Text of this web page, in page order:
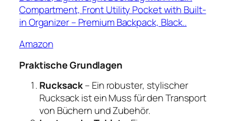
Compartment, Front Utility Pocket with Built-
in Organizer – Premium Backpack, Black..
Amazon
Praktische Grundlagen
Rucksack– Ein robuster, stylischer
Rucksack ist ein Muss für den Transport
von Büchern und Zubehör.